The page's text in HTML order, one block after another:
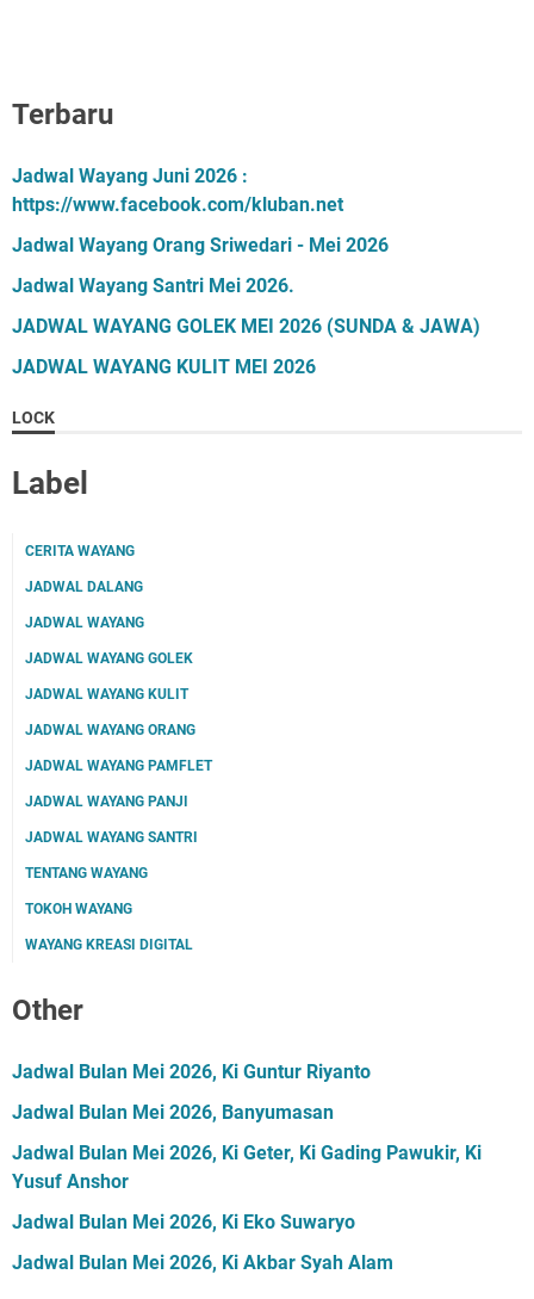
Terbaru
Jadwal Wayang Juni 2026 :
https://www.facebook.com/kluban.net
Jadwal Wayang Orang Sriwedari - Mei 2026
Jadwal Wayang Santri Mei 2026.
JADWAL WAYANG GOLEK MEI 2026 (SUNDA & JAWA)
JADWAL WAYANG KULIT MEI 2026
LOCK
Label
CERITA WAYANG
JADWAL DALANG
JADWAL WAYANG
JADWAL WAYANG GOLEK
JADWAL WAYANG KULIT
JADWAL WAYANG ORANG
JADWAL WAYANG PAMFLET
JADWAL WAYANG PANJI
JADWAL WAYANG SANTRI
TENTANG WAYANG
TOKOH WAYANG
WAYANG KREASI DIGITAL
Other
Jadwal Bulan Mei 2026, Ki Guntur Riyanto
Jadwal Bulan Mei 2026, Banyumasan
Jadwal Bulan Mei 2026, Ki Geter, Ki Gading Pawukir, Ki
Yusuf Anshor
Jadwal Bulan Mei 2026, Ki Eko Suwaryo
Jadwal Bulan Mei 2026, Ki Akbar Syah Alam